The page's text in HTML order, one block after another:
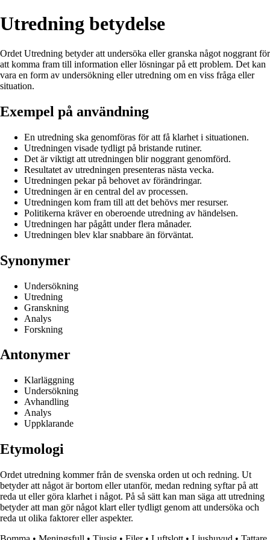
Utredning betydelse
Ordet Utredning betyder att undersöka eller granska något noggrant för
att komma fram till information eller lösningar på ett problem. Det kan
vara en form av undersökning eller utredning om en viss fråga eller
situation.
Exempel på användning
En utredning ska genomföras för att få klarhet i situationen.
Utredningen visade tydligt på bristande rutiner.
Det är viktigt att utredningen blir noggrant genomförd.
Resultatet av utredningen presenteras nästa vecka.
Utredningen pekar på behovet av förändringar.
Utredningen är en central del av processen.
Utredningen kom fram till att det behövs mer resurser.
Politikerna kräver en oberoende utredning av händelsen.
Utredningen har pågått under flera månader.
Utredningen blev klar snabbare än förväntat.
Synonymer
Undersökning
Utredning
Granskning
Analys
Forskning
Antonymer
Klarläggning
Undersökning
Avhandling
Analys
Uppklarande
Etymologi
Ordet utredning kommer från de svenska orden ut och redning. Ut
betyder att något är bortom eller utanför, medan redning syftar på att
reda ut eller göra klarhet i något. På så sätt kan man säga att utredning
betyder att man gör något klart eller tydligt genom att undersöka och
reda ut olika faktorer eller aspekter.